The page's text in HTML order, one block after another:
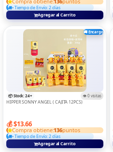
• Tiempo de Envío: 2 días
Agregar al Carrito
🚚 Encargo
📦 Stock: 24+ 👁️ 0 visitas
HIPPER SONNY ANGEL ( CAJITA 12PCS)
💰 $13.66
Compra obtiene:136puntos
• Tiempo de Envío: 2 días
Agregar al Carrito